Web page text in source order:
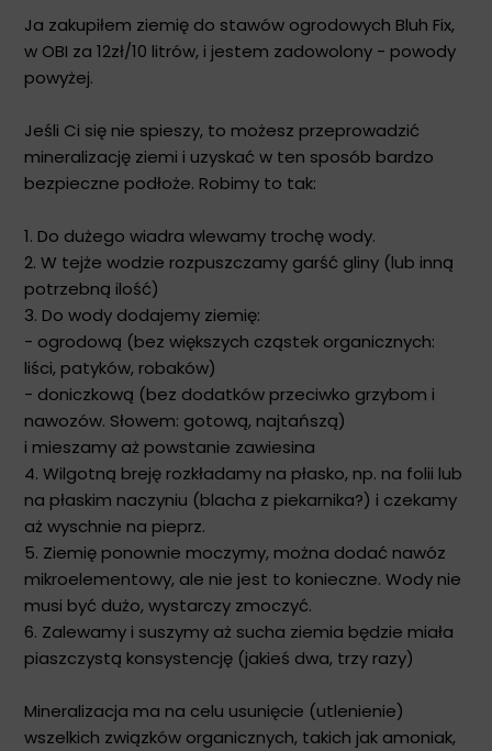
Ja zakupiłem ziemię do stawów ogrodowych Bluh Fix,
w OBI za 12zł/10 litrów, i jestem zadowolony - powody
powyżej.
Jeśli Ci się nie spieszy, to możesz przeprowadzić
mineralizację ziemi i uzyskać w ten sposób bardzo
bezpieczne podłoże. Robimy to tak:
1. Do dużego wiadra wlewamy trochę wody.
2. W tejże wodzie rozpuszczamy garść gliny (lub inną
potrzebną ilość)
3. Do wody dodajemy ziemię:
- ogrodową (bez większych cząstek organicznych:
liści, patyków, robaków)
- doniczkową (bez dodatków przeciwko grzybom i
nawozów. Słowem: gotową, najtańszą)
i mieszamy aż powstanie zawiesina
4. Wilgotną breję rozkładamy na płasko, np. na folii lub
na płaskim naczyniu (blacha z piekarnika?) i czekamy
aż wyschnie na pieprz.
5. Ziemię ponownie moczymy, można dodać nawóz
mikroelementowy, ale nie jest to konieczne. Wody nie
musi być dużo, wystarczy zmoczyć.
6. Zalewamy i suszymy aż sucha ziemia będzie miała
piaszczystą konsystencję (jakieś dwa, trzy razy)
Mineralizacja ma na celu usunięcie (utlenienie)
wszelkich związków organicznych, takich jak amoniak,